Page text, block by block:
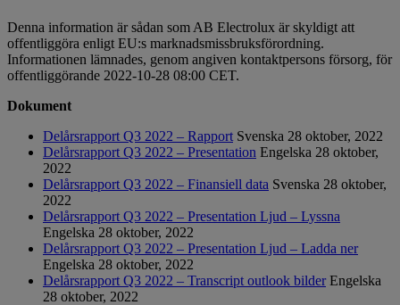
Denna information är sådan som AB Electrolux är skyldigt att
offentliggöra enligt EU:s marknadsmissbruksförordning.
Informationen lämnades, genom angiven kontaktpersons försorg, för
offentliggörande 2022-10-28 08:00 CET.
Dokument
Delårsrapport Q3 2022 – Rapport Svenska 28 oktober, 2022
Delårsrapport Q3 2022 – Presentation Engelska 28 oktober,
2022
Delårsrapport Q3 2022 – Finansiell data Svenska 28 oktober,
2022
Delårsrapport Q3 2022 – Presentation Ljud – Lyssna
Engelska 28 oktober, 2022
Delårsrapport Q3 2022 – Presentation Ljud – Ladda ner
Engelska 28 oktober, 2022
Delårsrapport Q3 2022 – Transcript outlook bilder Engelska
28 oktober, 2022